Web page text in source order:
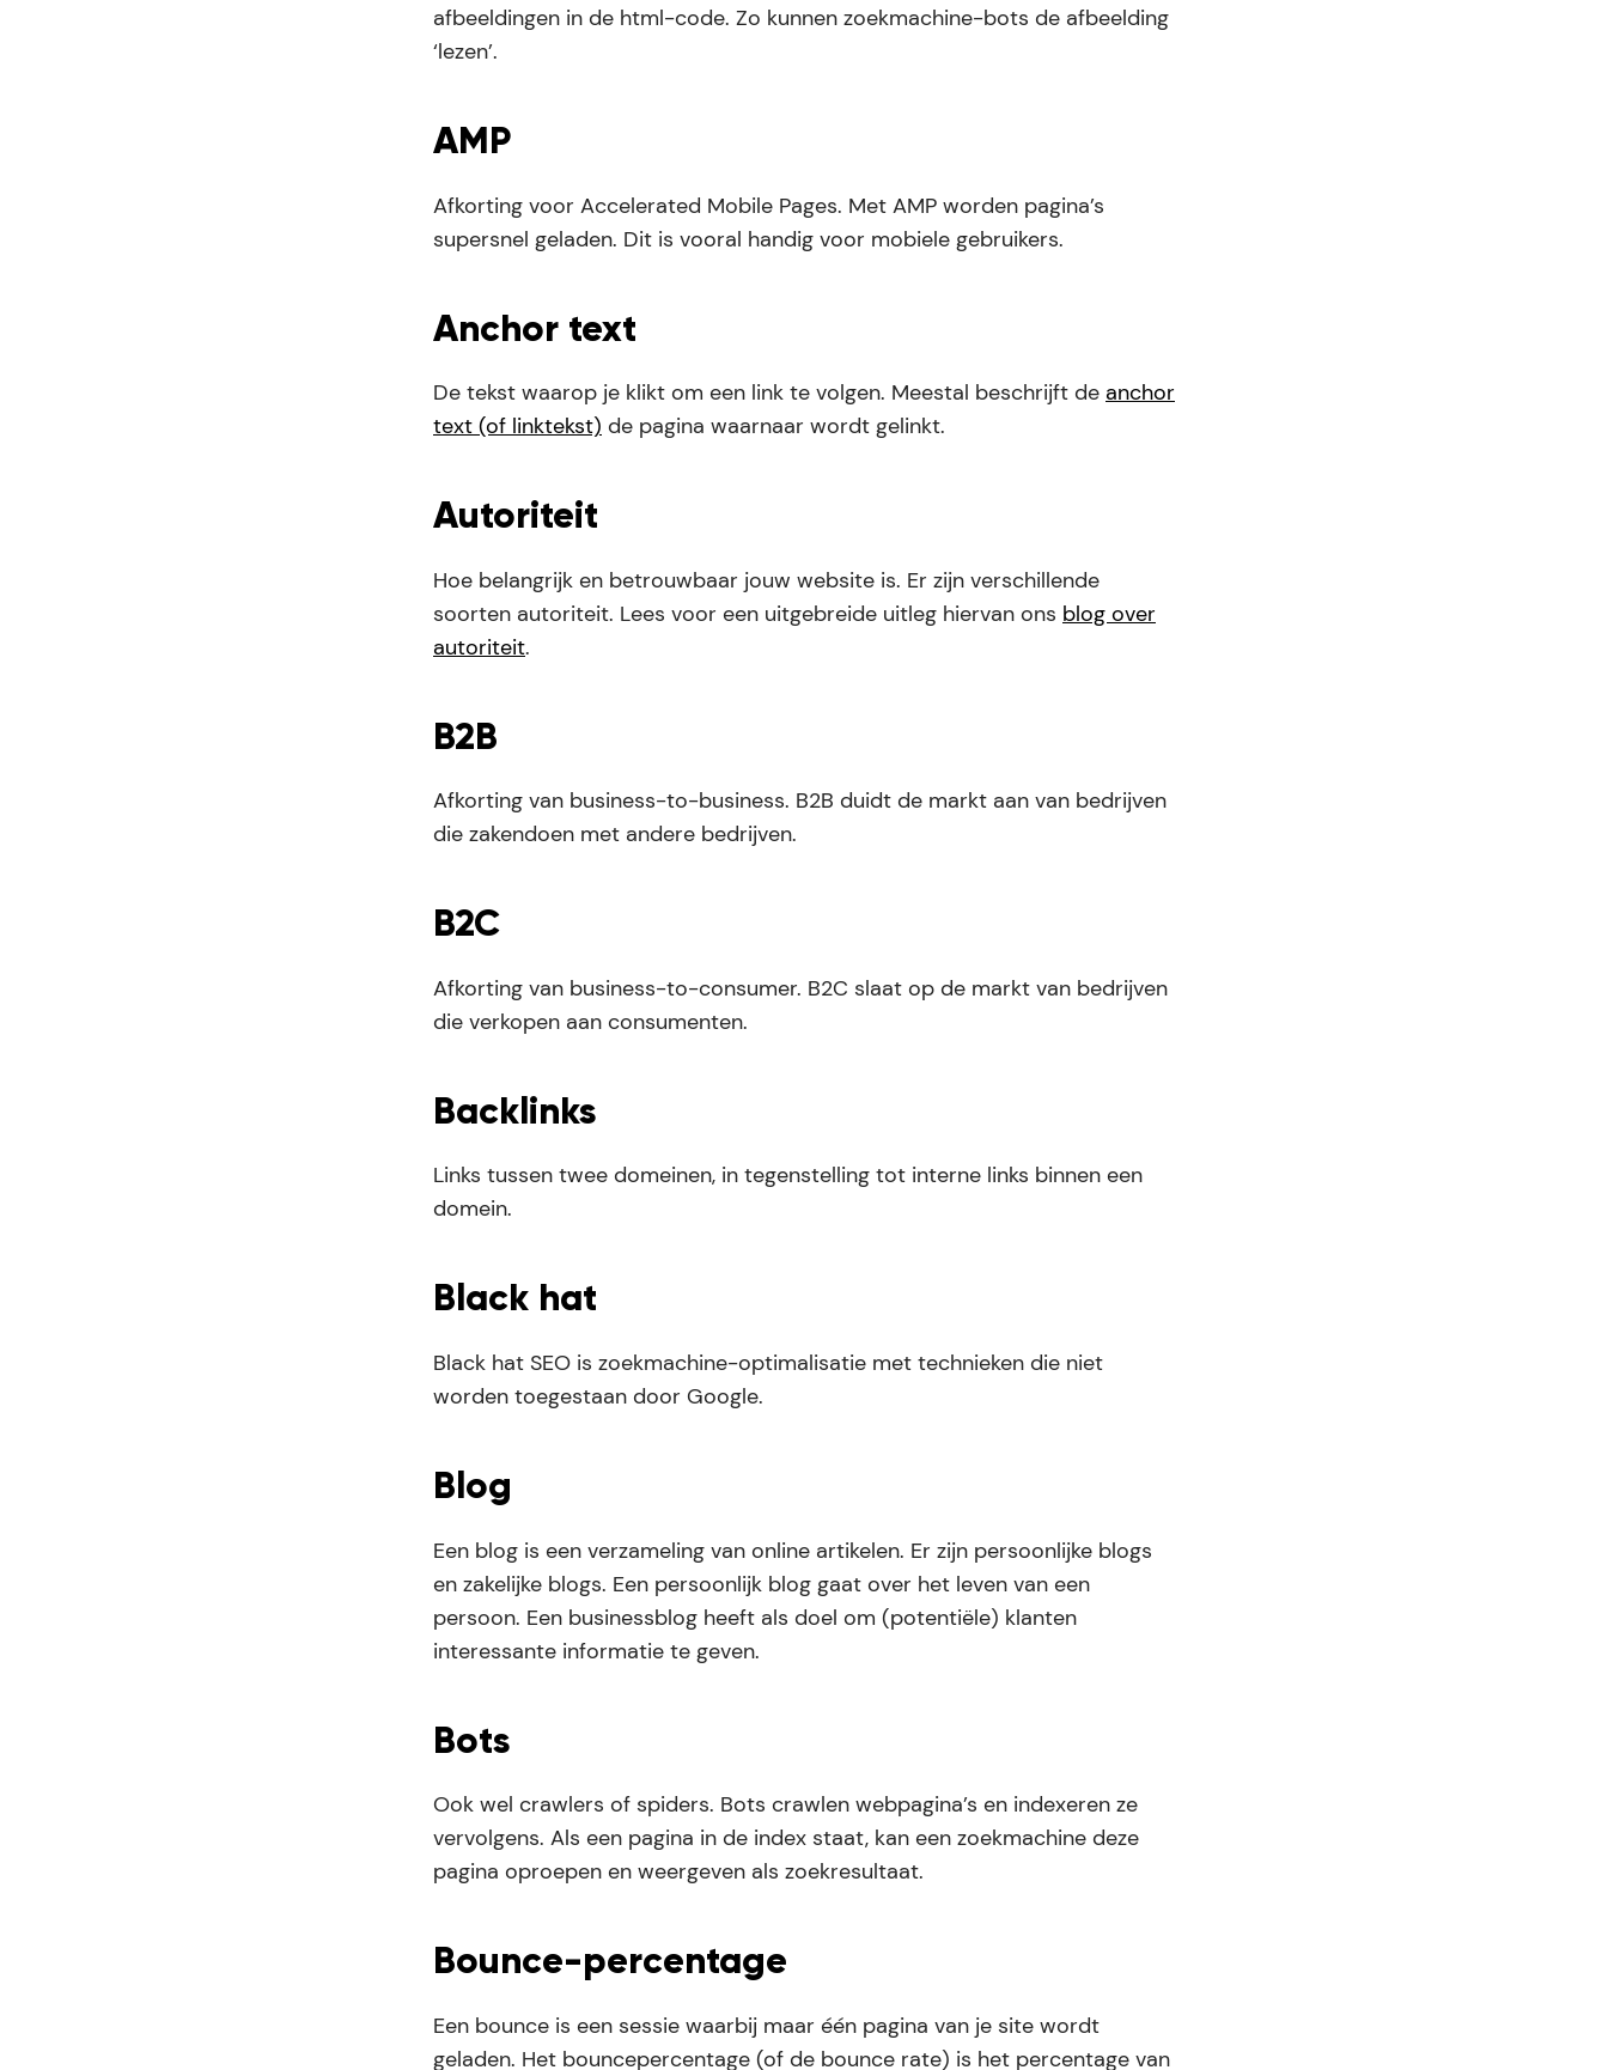
afbeeldingen in de html-code. Zo kunnen zoekmachine-bots de afbeelding
‘lezen’.
AMP
Afkorting voor Accelerated Mobile Pages. Met AMP worden pagina’s
supersnel geladen. Dit is vooral handig voor mobiele gebruikers.
Anchor text
De tekst waarop je klikt om een link te volgen. Meestal beschrijft de anchor
text (of linktekst) de pagina waarnaar wordt gelinkt.
Autoriteit
Hoe belangrijk en betrouwbaar jouw website is. Er zijn verschillende
soorten autoriteit. Lees voor een uitgebreide uitleg hiervan ons blog over
autoriteit.
B2B
Afkorting van business-to-business. B2B duidt de markt aan van bedrijven
die zakendoen met andere bedrijven.
B2C
Afkorting van business-to-consumer. B2C slaat op de markt van bedrijven
die verkopen aan consumenten.
Backlinks
Links tussen twee domeinen, in tegenstelling tot interne links binnen een
domein.
Black hat
Black hat SEO is zoekmachine-optimalisatie met technieken die niet
worden toegestaan door Google.
Blog
Een blog is een verzameling van online artikelen. Er zijn persoonlijke blogs
en zakelijke blogs. Een persoonlijk blog gaat over het leven van een
persoon. Een businessblog heeft als doel om (potentiële) klanten
interessante informatie te geven.
Bots
Ook wel crawlers of spiders. Bots crawlen webpagina’s en indexeren ze
vervolgens. Als een pagina in de index staat, kan een zoekmachine deze
pagina oproepen en weergeven als zoekresultaat.
Bounce-percentage
Een bounce is een sessie waarbij maar één pagina van je site wordt
geladen. Het bouncepercentage (of de bounce rate) is het percentage van